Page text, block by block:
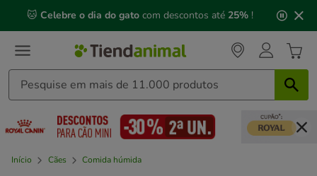
mensagem,
🐱 Celebre o dia do gato com descontos até 25% !
Início Cães Comida húmida